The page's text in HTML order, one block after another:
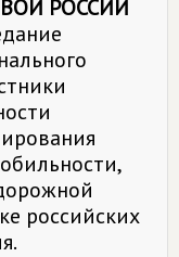
РОССИИ
российских